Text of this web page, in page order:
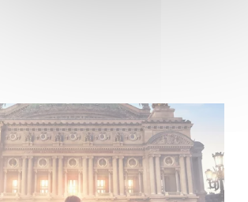
Hero annoncent la suite de Ballerina